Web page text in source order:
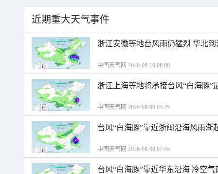
近期重大天气事件
浙江安徽等地台风雨仍猛烈 华北
中国天气网 2026-08-10 08:00
浙江上海等地将承接台风“白海豚”
中国天气网 2026-08-09 07:45
台风“白海豚”靠近浙闽沿海风雨渐
中国天气网 2026-08-08 07:45
台风“白海豚”靠近华东沿海 冷空